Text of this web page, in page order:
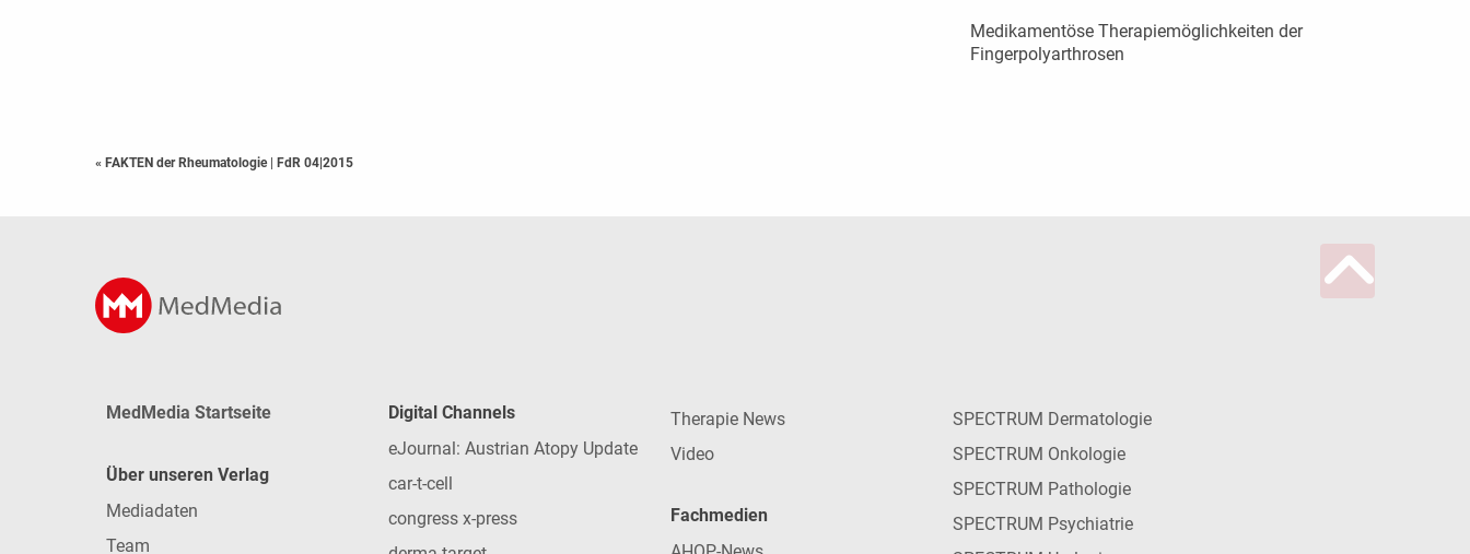
Medikamentöse Therapiemöglichkeiten der
Fingerpolyarthrosen
« FAKTEN der Rheumatologie | FdR 04|2015
MedMedia Startseite
Über unseren Verlag
Mediadaten
Team
Digital Channels
eJournal: Austrian Atopy Update
car-t-cell
congress x-press
Therapie News
Video
Fachmedien
SPECTRUM Dermatologie
SPECTRUM Onkologie
SPECTRUM Pathologie
SPECTRUM Psychiatrie